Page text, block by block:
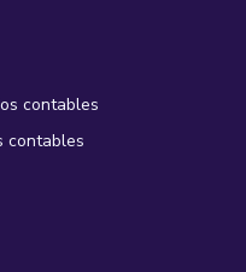
contables
contables